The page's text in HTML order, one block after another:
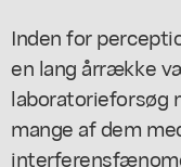
Inden for
en lang årrække
laboratorieforsøg
mange af dem